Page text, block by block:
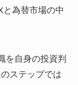
為替市場の中
を自身の投資判
ステップでは